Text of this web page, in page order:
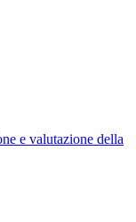
e valutazione della